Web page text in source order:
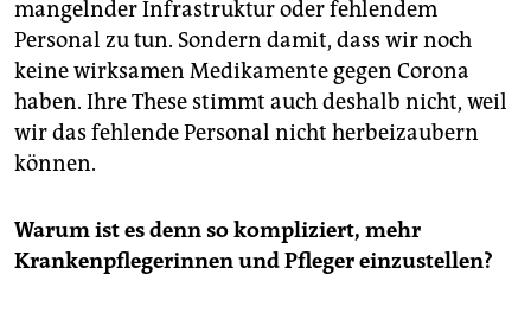
mangelnder Infrastruktur oder fehlendem
Personal zu tun. Sondern damit, dass wir noch
keine wirksamen Medikamente gegen Corona
haben. Ihre These stimmt auch deshalb nicht, weil
wir das fehlende Personal nicht herbeizaubern
können.
Warum ist es denn so kompliziert, mehr
Krankenpflegerinnen und Pfleger einzustellen?